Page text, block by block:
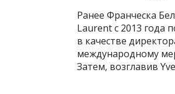
Ранее Франческа
Laurent с 2013 года
в качестве
международному
Затем, возглавив